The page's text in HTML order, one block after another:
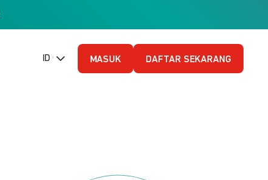
ID (Bahasa Indonesia)
MASUK DAFTAR SEKARANG